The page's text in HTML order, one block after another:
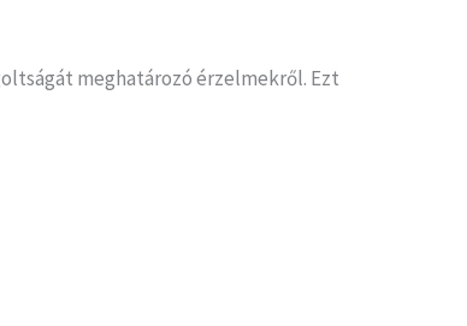
meghatározó érzelmekről. Ezt